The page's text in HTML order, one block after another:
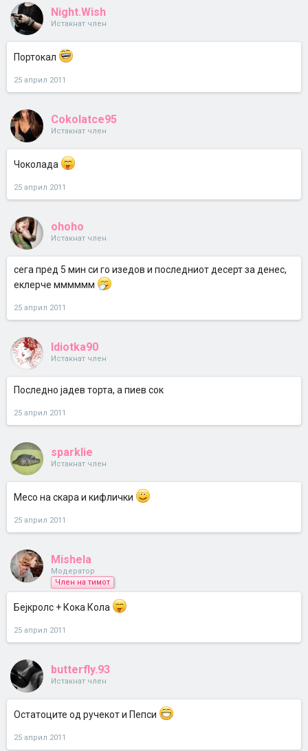
Night.Wish
Истакнат член
Портокал
25 април 2011
Cokolatce95
Истакнат член
Чоколада
25 април 2011
ohoho
Истакнат член
сега пред 5 мин си го изедов и последниот десерт за денес,
еклерче мммммм
25 април 2011
Idiotka90
Истакнат член
Последно јадев торта, а пиев сок
25 април 2011
sparklie
Истакнат член
Месо на скара и кифлички
25 април 2011
Mishela
Модератор
Член на тимот
Бејкролс + Кока Кола
25 април 2011
butterfly.93
Истакнат член
Остатоците од ручекот и Пепси
25 април 2011